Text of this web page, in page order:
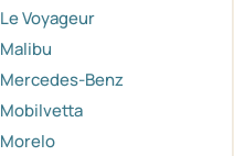
Le Voyageur
Malibu
Mercedes-Benz
Mobilvetta
Morelo